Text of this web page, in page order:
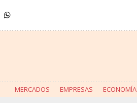
MERCADOS EMPRESAS ECONOMÍA